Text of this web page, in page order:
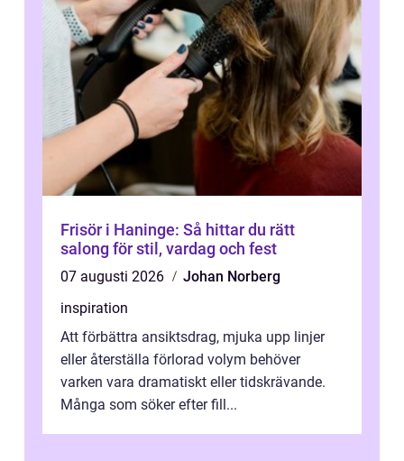
Frisör i Haninge: Så hittar du rätt
salong för stil, vardag och fest
07 augusti 2026
Johan Norberg
inspiration
Att förbättra ansiktsdrag, mjuka upp linjer
eller återställa förlorad volym behöver
varken vara dramatiskt eller tidskrävande.
Många som söker efter fill...